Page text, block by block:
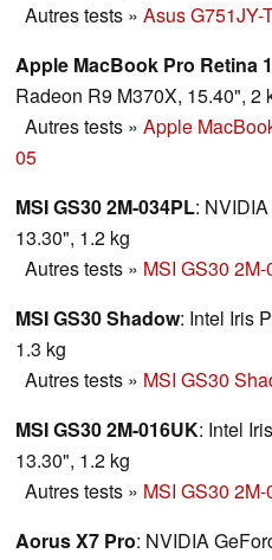
Autres tests » Asus G751JY-
Apple MacBook Pro Retina
Radeon R9 M370X, 15.40", 2
Autres tests » Apple
05
MSI GS30 2M-034PL:
13.30", 1.2 kg
Autres tests » MSI GS30
MSI GS30 Shadow: Intel Iris
1.3 kg
Autres tests » MSI GS30
MSI GS30 2M-016UK: Intel
13.30", 1.2 kg
Autres tests » MSI GS30
Aorus X7 Pro: NVIDIA